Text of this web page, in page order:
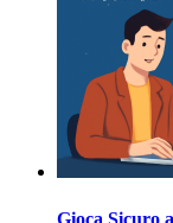
Gioca Sicuro